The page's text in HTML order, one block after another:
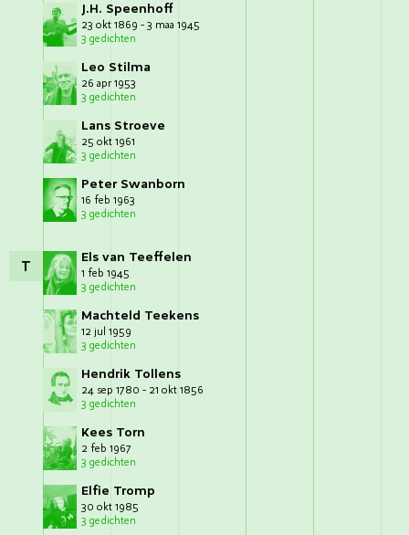
J.H. Speenhoff
23 okt 1869 - 3 maa 1945
3 gedichten
Leo Stilma
26 apr 1953
3 gedichten
Lans Stroeve
25 okt 1961
3 gedichten
Peter Swanborn
16 feb 1963
3 gedichten
T Els van Teeffelen
1 feb 1945
3 gedichten
Machteld Teekens
12 jul 1959
3 gedichten
Hendrik Tollens
24 sep 1780 - 21 okt 1856
3 gedichten
Kees Torn
2 feb 1967
3 gedichten
Elfie Tromp
30 okt 1985
3 gedichten